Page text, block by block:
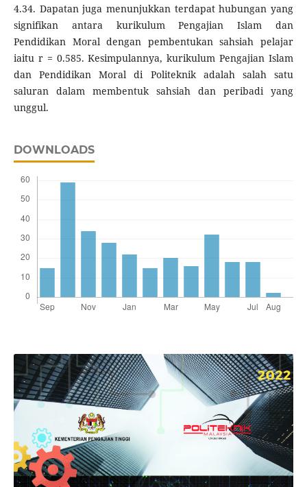
4.34. Dapatan juga menunjukkan terdapat hubungan yang
signifikan antara kurikulum Pengajian Islam dan
Pendidikan Moral dengan pembentukan sahsiah pelajar
iaitu r = 0.585. Kesimpulannya, kurikulum Pengajian Islam
dan Pendidikan Moral di Politeknik adalah salah satu
saluran dalam membentuk sahsiah dan peribadi yang
unggul.
DOWNLOADS